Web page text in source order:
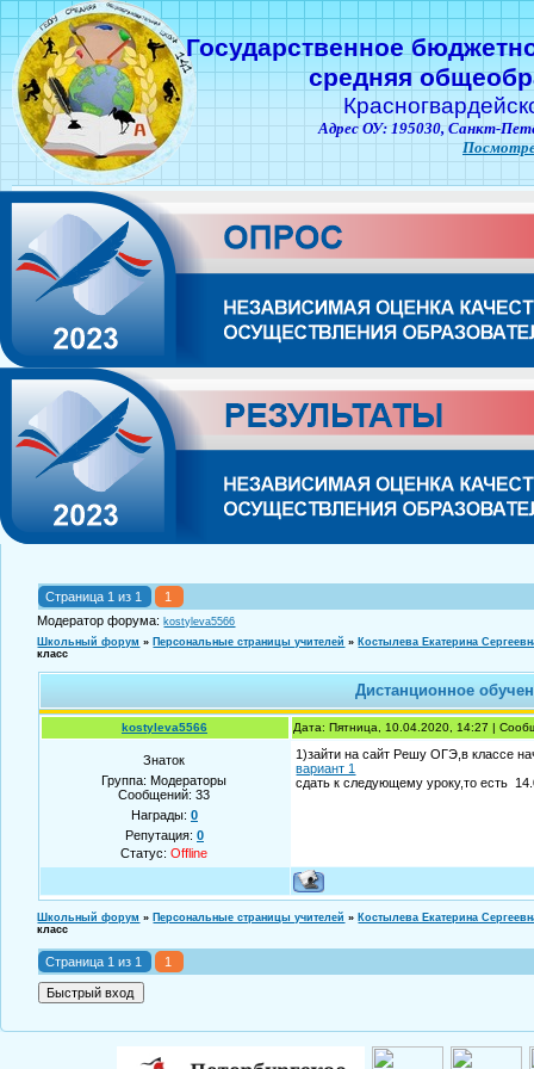
Государственное
средняя
Адрес ОУ: 195030, Санкт-
Страница 1 из 1
1
Модератор форума:kostyleva5566
Школьный форум » Персональные страницы учителей » Костылева Екатерина
класс
Дистанционное
kostyleva5566 Дата: Пятница, 10.04.2020, 14:27 |
Знаток
Группа: Модераторы
Сообщений:33
Награды: 0
Репутация: 0
Статус:Offline
1)зайти на сайт Решу ОГЭ,в классе
вариант 1
сдать к следующему уроку,то есть
Школьный форум » Персональные страницы учителей » Костылева Екатерина
класс
Страница 1 из 1 1